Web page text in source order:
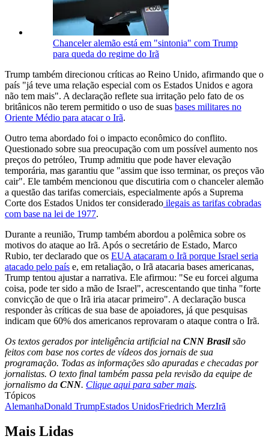
Chanceler alemão está em "sintonia" com Trump
para queda do regime do Irã
Trump também direcionou críticas ao Reino Unido, afirmando que o
país "já teve uma relação especial com os Estados Unidos e agora
não tem mais". A declaração reflete sua irritação pelo fato de os
britânicos não terem permitido o uso de suas bases militares no
Oriente Médio para atacar o Irã.
Outro tema abordado foi o impacto econômico do conflito.
Questionado sobre sua preocupação com um possível aumento nos
preços do petróleo, Trump admitiu que pode haver elevação
temporária, mas garantiu que "assim que isso terminar, os preços vão
cair". Ele também mencionou que discutiria com o chanceler alemão
a questão das tarifas comerciais, especialmente após a Suprema
Corte dos Estados Unidos ter considerado ilegais as tarifas cobradas
com base na lei de 1977.
Durante a reunião, Trump também abordou a polêmica sobre os
motivos do ataque ao Irã. Após o secretário de Estado, Marco
Rubio, ter declarado que os EUA atacaram o Irã porque Israel seria
atacado pelo país e, em retaliação, o Irã atacaria bases americanas,
Trump tentou ajustar a narrativa. Ele afirmou: "Se eu forcei alguma
coisa, pode ter sido a mão de Israel", acrescentando que tinha "forte
convicção de que o Irã iria atacar primeiro". A declaração busca
responder às críticas de sua base de apoiadores, já que pesquisas
indicam que 60% dos americanos reprovaram o ataque contra o Irã.
Os textos gerados por inteligência artificial na CNN Brasilsão
feitos com base nos cortes de vídeos dos jornais de sua
programação. Todas as informações são apuradas e checadas por
jornalistas. O texto final também passa pela revisão da equipe de
jornalismo da CNN. Clique aqui para saber mais.
Tópicos
AlemanhaDonald TrumpEstados UnidosFriedrich MerzIrã
Mais Lidas